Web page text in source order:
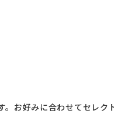
お好みに合わせてセレク